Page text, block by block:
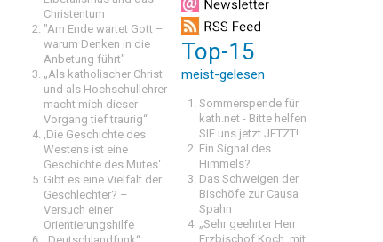
Christentum
"Am Ende wartet Gott –
warum Denken in die
Anbetung führt"
„Als katholischer Christ
und als Hochschullehrer
macht mich dieser
Vorgang tief traurig“
,Die Geschichte des
Westens ist eine
Geschichte des Mutes‘
Gibt es eine Vielfalt der
Geschlechter? –
Versuch einer
Orientierungshilfe
Top-15
meist-gelesen
Sommerspende für
kath.net - Bitte helfen
SIE uns jetzt JETZT!
Ein Signal des
Himmels?
Das Schweigen der
Bischöfe zur Causa
Spahn
„Sehr geehrter Herr
Erzbischof Koch, mit